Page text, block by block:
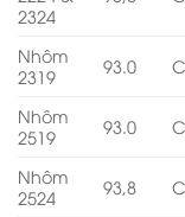
2324
Nhôm
2319
93.0
Nhôm
2519
93.0
Nhôm
2524
93,8